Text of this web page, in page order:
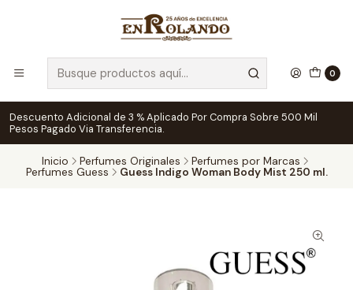
0
Descuento Adicional de 3 % Aplicado Por Compra Sobre 500 Mil
Pesos Pagado Via Transferencia.
Inicio Perfumes Originales
Perfumes por Marcas
Perfumes Guess
Guess Indigo Woman Body Mist 250 ml.